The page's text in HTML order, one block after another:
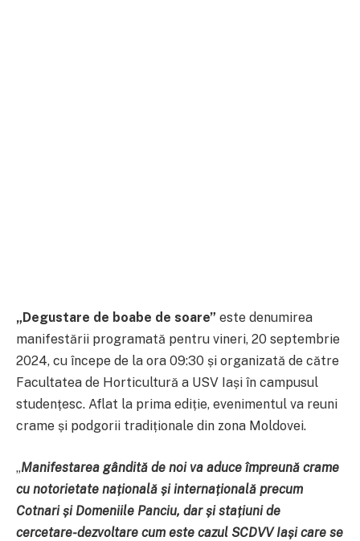
„Degustare de boabe de soare” este denumirea
manifestării programată pentru vineri, 20 septembrie
2024, cu începe de la ora 09:30 și organizată de către
Facultatea de Horticultură a USV Iași în campusul
studențesc. Aflat la prima ediție, evenimentul va reuni
crame și podgorii tradiționale din zona Moldovei.
„Manifestarea gândită de noi va aduce împreună crame
cu notorietate națională și internațională precum
Cotnari și Domeniile Panciu, dar și stațiuni de
cercetare-dezvoltare cum este cazul SCDVV Iași care se